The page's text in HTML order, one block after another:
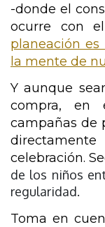
-donde el
ocurre con
planeación
la mente de
Y aunque
compra, en
campañas de
celebración.
de los niños
regularidad.
Toma en